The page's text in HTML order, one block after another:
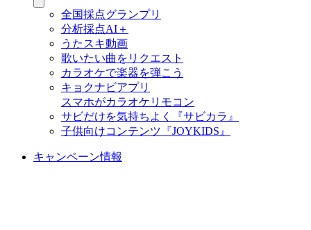
全国採点グランプリ
分析採点AI＋
うたスキ動画
歌いたい曲をリクエスト
カラオケで楽器を弾こう
キョクナビアプリ
スマホがカラオケリモコン
サビだけを気持ちよく『サビカラ』
子供向けコンテンツ『JOYKIDS』
キャンペーン情報